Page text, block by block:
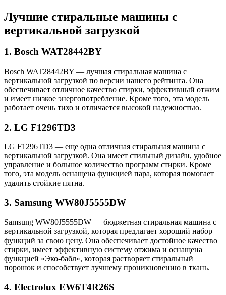
Лучшие стиральные машины с
вертикальной загрузкой
1. Bosch WAT28442BY
Bosch WAT28442BY — лучшая стиральная машина с
вертикальной загрузкой по версии нашего рейтинга. Она
обеспечивает отличное качество стирки, эффективный отжим
и имеет низкое энергопотребление. Кроме того, эта модель
работает очень тихо и отличается высокой надежностью.
2. LG F1296TD3
LG F1296TD3 — еще одна отличная стиральная машина с
вертикальной загрузкой. Она имеет стильный дизайн, удобное
управление и большое количество программ стирки. Кроме
того, эта модель оснащена функцией пара, которая помогает
удалить стойкие пятна.
3. Samsung WW80J5555DW
Samsung WW80J5555DW — бюджетная стиральная машина с
вертикальной загрузкой, которая предлагает хороший набор
функций за свою цену. Она обеспечивает достойное качество
стирки, имеет эффективную систему отжима и оснащена
функцией «Эко-бабл», которая растворяет стиральный
порошок и способствует лучшему проникновению в ткань.
4. Electrolux EW6T4R26S